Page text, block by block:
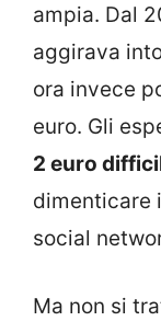
ampia. Dal
aggirava
ora invece
euro. Gli
2 euro
dimenticare
social
Ma non si